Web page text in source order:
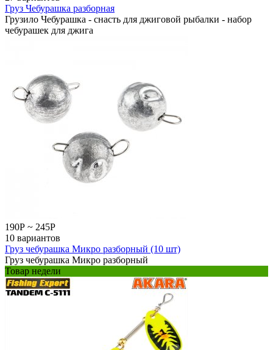
Груз Чебурашка разборная
Грузило Чебурашка - снасть для джиговой рыбалки - набор
чебурашек для джига
190Р ~ 245Р
10 вариантов
Груз чебурашка Микро разборный (10 шт)
Груз чебурашка Микро разборный
Товар недели